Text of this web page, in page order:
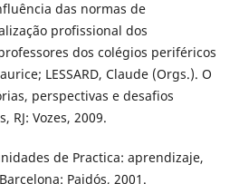
das normas de
profissional dos
dos colégios periféricos
LESSARD, Claude (Orgs.). O
perspectivas e desafios
RJ: Vozes, 2009.
de Practica: aprendizaje,
Paidós, 2001.